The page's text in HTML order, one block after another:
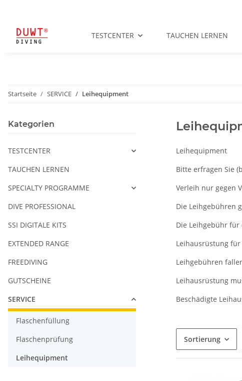
TESTCENTER TAUCHEN LERNEN
Startseite SERVICE Leihequipment
Leihequipment
Bitte erfragen Sie
Verleih nur gegen
Die Leihgebühren
Die Leihgebühr für
Leihausrüstung für
Leihgebühren
Leihausrüstung
Beschädigte
Sortierung
Kategorien
TESTCENTER
TAUCHEN LERNEN
SPECIALTY PROGRAMME
DIVE PROFESSIONAL
SSI DIGITALE KITS
EXTENDED RANGE
FREEDIVING
GUTSCHEINE
SERVICE
Flaschenfüllung
Flaschenprüfung
Leihequipment